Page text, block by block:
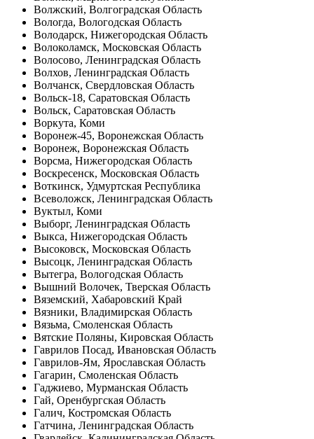
Волжский, Волгоградская Область
Вологда, Вологодская Область
Володарск, Нижегородская Область
Волоколамск, Московская Область
Волосово, Ленинградская Область
Волхов, Ленинградская Область
Волчанск, Свердловская Область
Вольск-18, Саратовская Область
Вольск, Саратовская Область
Воркута, Коми
Воронеж-45, Воронежская Область
Воронеж, Воронежская Область
Ворсма, Нижегородская Область
Воскресенск, Московская Область
Воткинск, Удмуртская Республика
Всеволожск, Ленинградская Область
Вуктыл, Коми
Выборг, Ленинградская Область
Выкса, Нижегородская Область
Высоковск, Московская Область
Высоцк, Ленинградская Область
Вытегра, Вологодская Область
Вышний Волочек, Тверская Область
Вяземский, Хабаровский Край
Вязники, Владимирская Область
Вязьма, Смоленская Область
Вятские Поляны, Кировская Область
Гаврилов Посад, Ивановская Область
Гаврилов-Ям, Ярославская Область
Гагарин, Смоленская Область
Гаджиево, Мурманская Область
Гай, Оренбургская Область
Галич, Костромская Область
Гатчина, Ленинградская Область